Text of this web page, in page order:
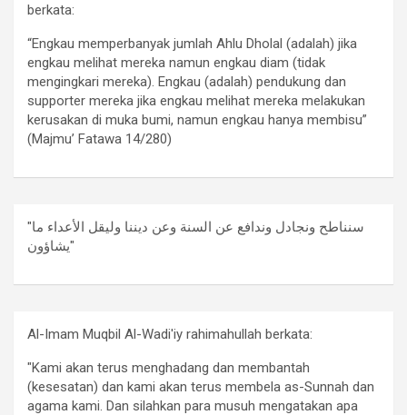
berkata:
“Engkau memperbanyak jumlah Ahlu Dholal (adalah) jika
engkau melihat mereka namun engkau diam (tidak
mengingkari mereka). Engkau (adalah) pendukung dan
supporter mereka jika engkau melihat mereka melakukan
kerusakan di muka bumi, namun engkau hanya membisu”
(Majmu’ Fatawa 14/280)
"سنناطح ونجادل وندافع عن السنة وعن ديننا وليقل الأعداء ما
يشاؤون"
Al-Imam Muqbil Al-Wadi'iy rahimahullah berkata:
"Kami akan terus menghadang dan membantah
(kesesatan) dan kami akan terus membela as-Sunnah dan
agama kami. Dan silahkan para musuh mengatakan apa